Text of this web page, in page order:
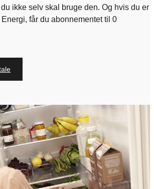
ikke selv skal bruge den. Og hvis du er
får du abonnementet til 0